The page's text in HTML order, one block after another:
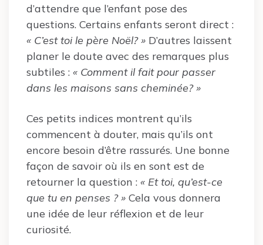
d’attendre que l’enfant pose des
questions. Certains enfants seront direct :
« C’est toi le père Noël? » D’autres laissent
planer le doute avec des remarques plus
subtiles : « Comment il fait pour passer
dans les maisons sans cheminée? »
Ces petits indices montrent qu’ils
commencent à douter, mais qu’ils ont
encore besoin d’être rassurés. Une bonne
façon de savoir où ils en sont est de
retourner la question : « Et toi, qu’est-ce
que tu en penses ? » Cela vous donnera
une idée de leur réflexion et de leur
curiosité.